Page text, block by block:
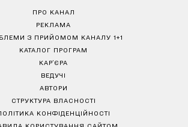
ПРО КАНАЛ
РЕКЛАМА
З ПРИЙОМОМ КАНАЛУ 1+1
КАТАЛОГ ПРОГРАМ
КАР’ЄРА
ВЕДУЧІ
АВТОРИ
СТРУКТУРА ВЛАСНОСТІ
КОНФІДЕНЦІЙНОСТІ
КОРИСТУВАННЯ САЙТОМ